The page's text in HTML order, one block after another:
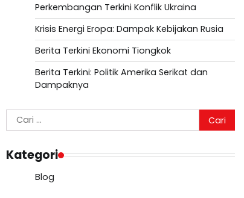
Perkembangan Terkini Konflik Ukraina
Krisis Energi Eropa: Dampak Kebijakan Rusia
Berita Terkini Ekonomi Tiongkok
Berita Terkini: Politik Amerika Serikat dan
Dampaknya
Cari
untuk:
Kategori
Blog